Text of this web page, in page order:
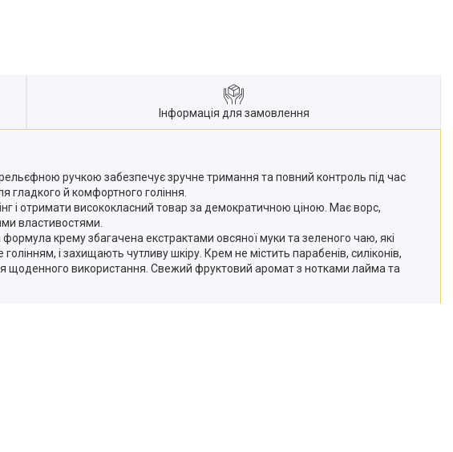
Інформація для замовлення
рельєфною ручкою забезпечує зручне тримання та повний контроль під час
гладкого й комфортного гоління.
і отримати висококласний товар за демократичною ціною. Має ворс,
властивостями.
крему збагачена екстрактами овсяної муки та зеленого чаю, які
і захищають чутливу шкіру. Крем не містить парабенів, силіконів,
щоденного використання. Свежий фруктовий аромат з нотками лайма та